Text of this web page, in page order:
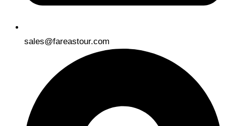
sales@fareastour.com